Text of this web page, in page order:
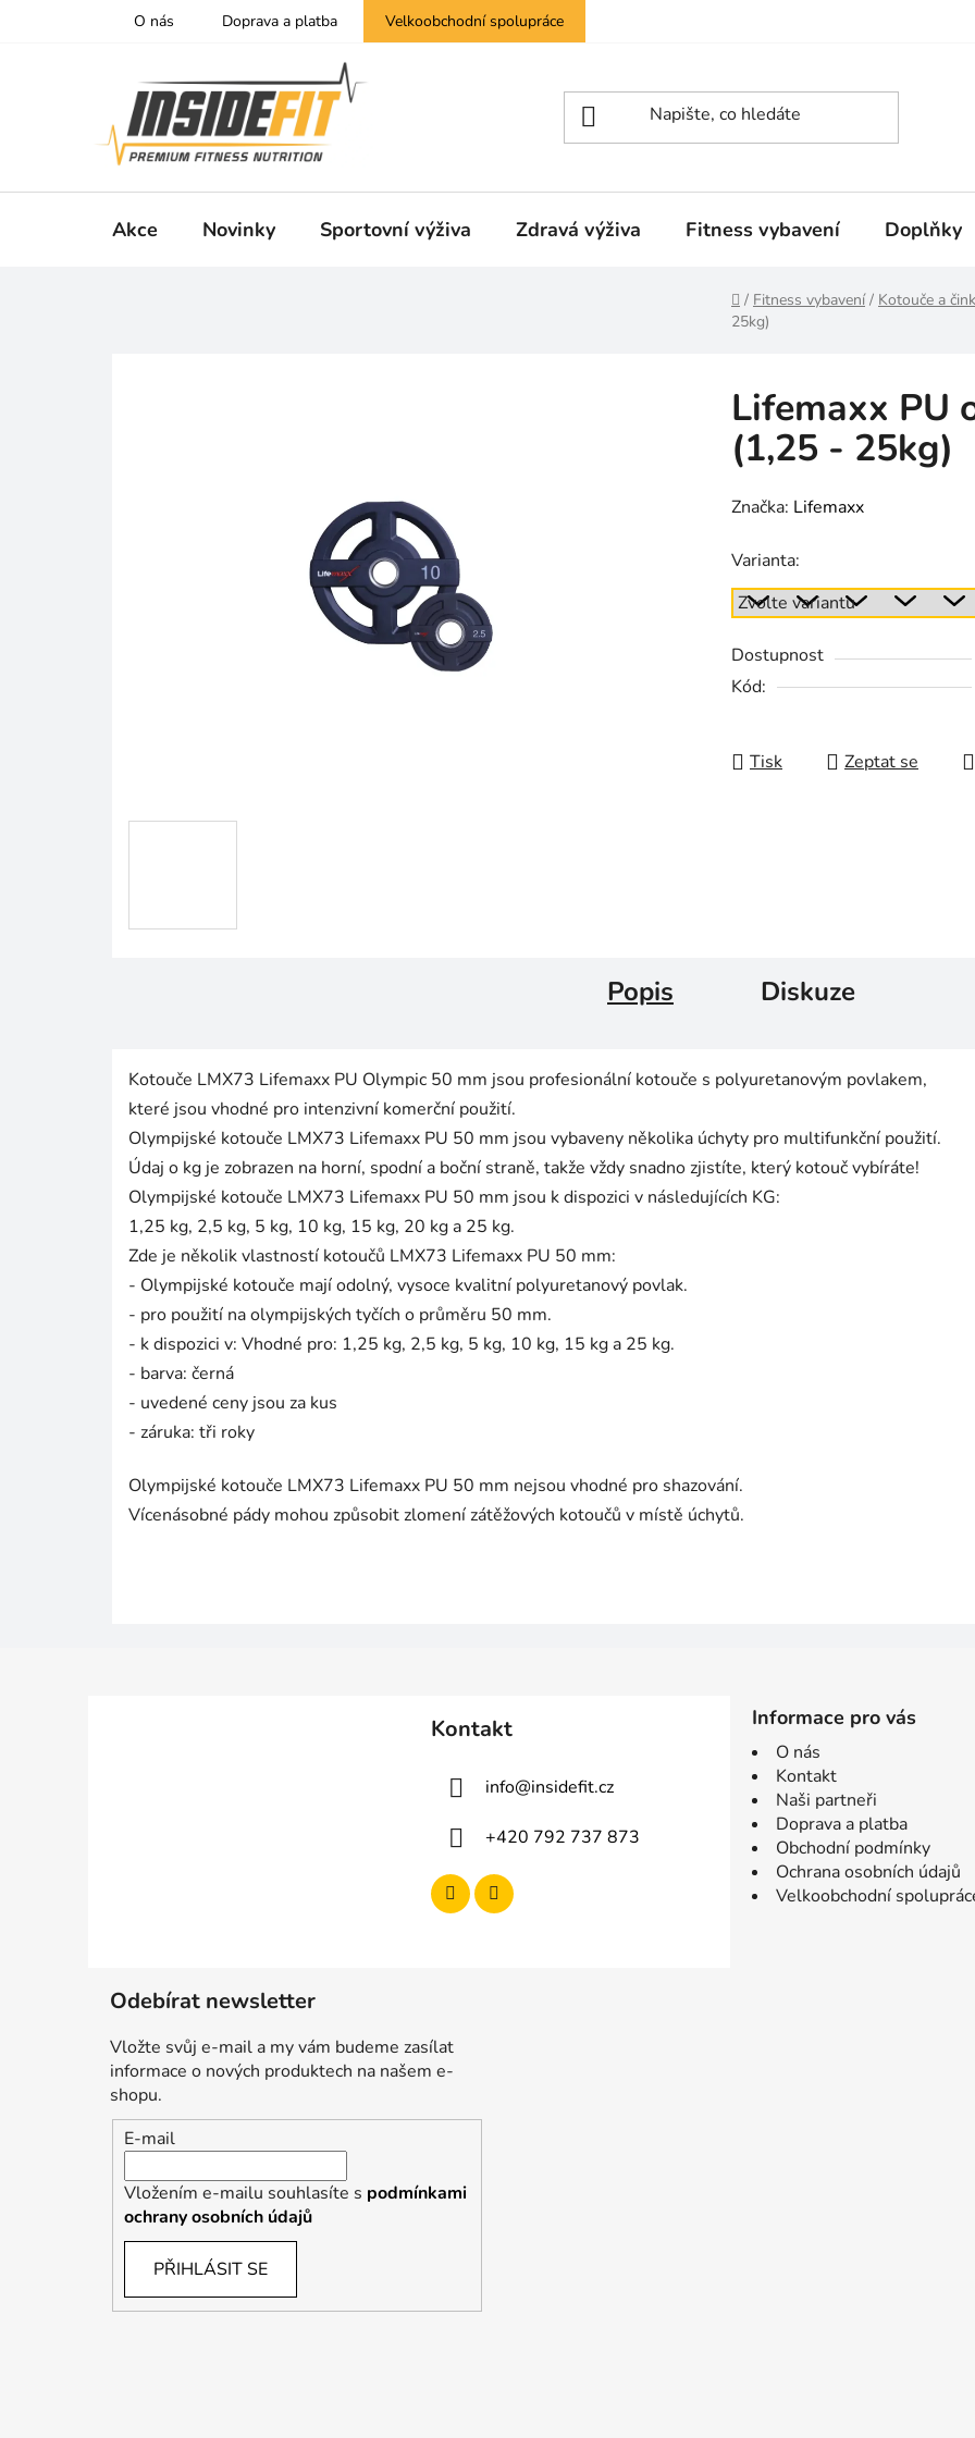
O nás Doprava a platba Velkoobchodní spolupráce
Akce Novinky Sportovní výživa Zdravá výživa Fitness vybavení Doplňky
Domů
/ Fitness vybavení / Kotouče a
25kg)
Lifemaxx PU
(1,25 - 25kg)
Značka: Lifemaxx
Varianta:
Dostupnost
Kód:
Tisk Zeptat se
Popis Diskuze
Kotouče LMX73 Lifemaxx PU Olympic 50 mm jsou profesionální kotouče s polyuretanovým povlakem,
které jsou vhodné pro intenzivní komerční použití.
Olympijské kotouče LMX73 Lifemaxx PU 50 mm jsou vybaveny několika úchyty pro multifunkční použití.
Údaj o kg je zobrazen na horní, spodní a boční straně, takže vždy snadno zjistíte, který kotouč vybíráte!
Olympijské kotouče LMX73 Lifemaxx PU 50 mm jsou k dispozici v následujících KG:
1,25 kg, 2,5 kg, 5 kg, 10 kg, 15 kg, 20 kg a 25 kg.
Zde je několik vlastností kotoučů LMX73 Lifemaxx PU 50 mm:
- Olympijské kotouče mají odolný, vysoce kvalitní polyuretanový povlak.
- pro použití na olympijských tyčích o průměru 50 mm.
- k dispozici v: Vhodné pro: 1,25 kg, 2,5 kg, 5 kg, 10 kg, 15 kg a 25 kg.
- barva: černá
- uvedené ceny jsou za kus
- záruka: tři roky
Olympijské kotouče LMX73 Lifemaxx PU 50 mm nejsou vhodné pro shazování.
Vícenásobné pády mohou způsobit zlomení zátěžových kotoučů v místě úchytů.
Kontakt
info@insidefit.cz
+420 792 737 873
Informace pro vás
O nás
Kontakt
Naši partneři
Doprava a platba
Obchodní podmínky
Ochrana osobních údajů
Velkoobchodní
Odebírat newsletter
Vložte svůj e-mail a my vám budeme zasílat
informace o nových produktech na našem e-
shopu.
E-mail
Vložením e-mailu souhlasíte s podmínkami
ochrany osobních údajů
PŘIHLÁSIT SE